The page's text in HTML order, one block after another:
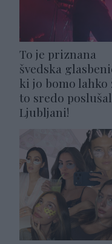
To je priznana
švedska
ki jo bomo lahko
to sredo
Ljubljani!